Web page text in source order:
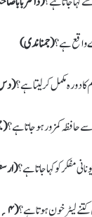
ہے؟( جمنا ندی)
دورہ مکمل کرلیتا ہے؟(
حافظہ کمزور ہوجاتا ہے؟(
مفکر کو کہا جاتا ہے؟(
لیٹر خون ہوتا ہے؟( ۴؍ سے ۵؍ لیٹر)